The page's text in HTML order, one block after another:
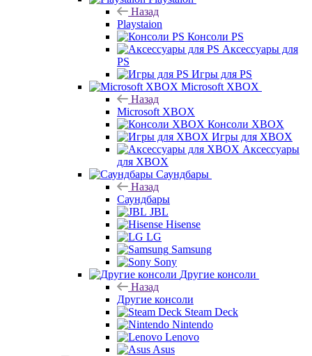
Назад
Playstaion
Консоли PS
Аксессуары для
PS
Игры для PS
Microsoft XBOX
Назад
Microsoft XBOX
Консоли XBOX
Игры для XBOX
Аксессуары
для XBOX
Саундбары
Назад
Саундбары
JBL
Hisense
LG
Samsung
Sony
Другие консоли
Назад
Другие консоли
Steam Deck
Nintendo
Lenovo
Asus